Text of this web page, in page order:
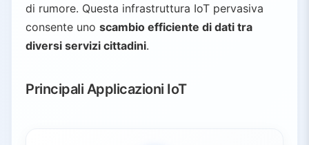
di rumore. Questa infrastruttura IoT pervasiva
consente uno scambio efficiente di dati tra
diversi servizi cittadini.
Principali Applicazioni IoT